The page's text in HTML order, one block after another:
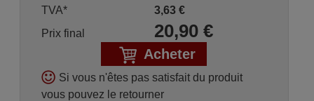
TVA*
3,63€
Prix final
20,90€
Acheter
Si vous n'êtes pas satisfait du produit
vous pouvez le retourner